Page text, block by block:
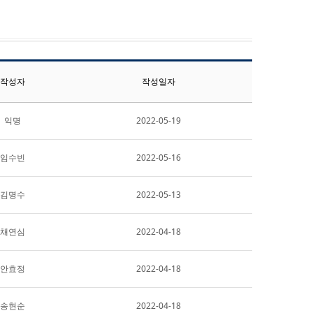
작성자 작성일자
익명 2022-05-19
임수빈 2022-05-16
김명수 2022-05-13
채연심 2022-04-18
안효정 2022-04-18
송현순 2022-04-18